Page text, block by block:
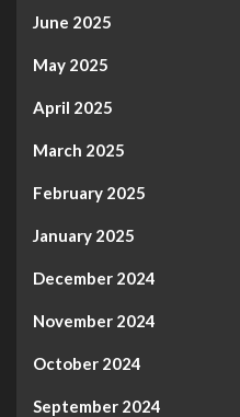
June 2025
May 2025
April 2025
March 2025
February 2025
January 2025
December 2024
November 2024
October 2024
September 2024